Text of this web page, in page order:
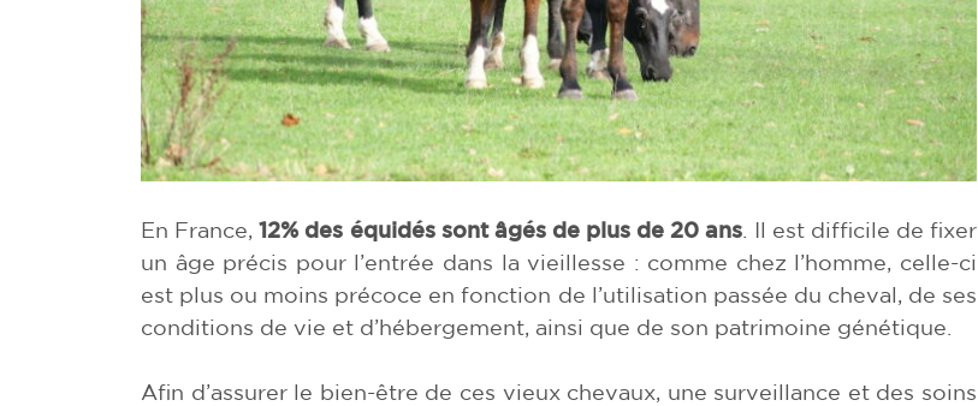
En France,12% des équidés sont âgés de plus de 20 ans . Il est difficile de fixer
un âge précis pour l’entrée dans la vieillesse : comme chez l’homme, celle-ci
est plus ou moins précoce en fonction de l’utilisation passée du cheval, de ses
conditions de vie et d’hébergement, ainsi que de son patrimoine génétique.
Afin d’assurer le bien-être de ces vieux chevaux, une surveillance et des soins